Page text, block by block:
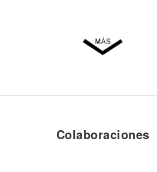
Colaboraciones